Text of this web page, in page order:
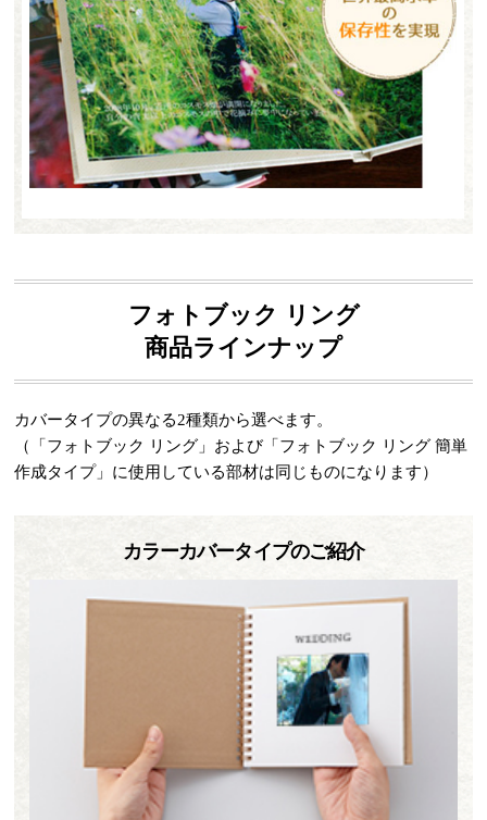
フォトブック リング
商品ラインナップ
カバータイプの異なる2種類から選べます。
（「フォトブック リング」および「フォトブック リング 簡単
作成タイプ」に使用している部材は同じものになります）
カラーカバータイプのご紹介